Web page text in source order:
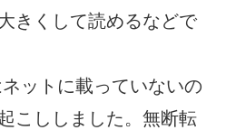
きくして読めるなどで
ットに載っていないの
こししました。無断転